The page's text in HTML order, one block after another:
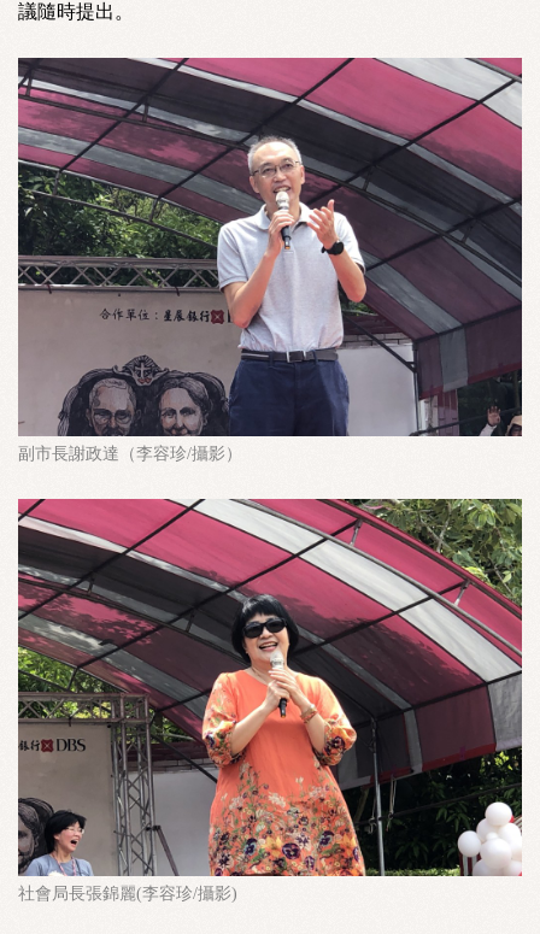
議隨時提出。
副市長謝政達（李容珍/攝影）
社會局長張錦麗(李容珍/攝影)